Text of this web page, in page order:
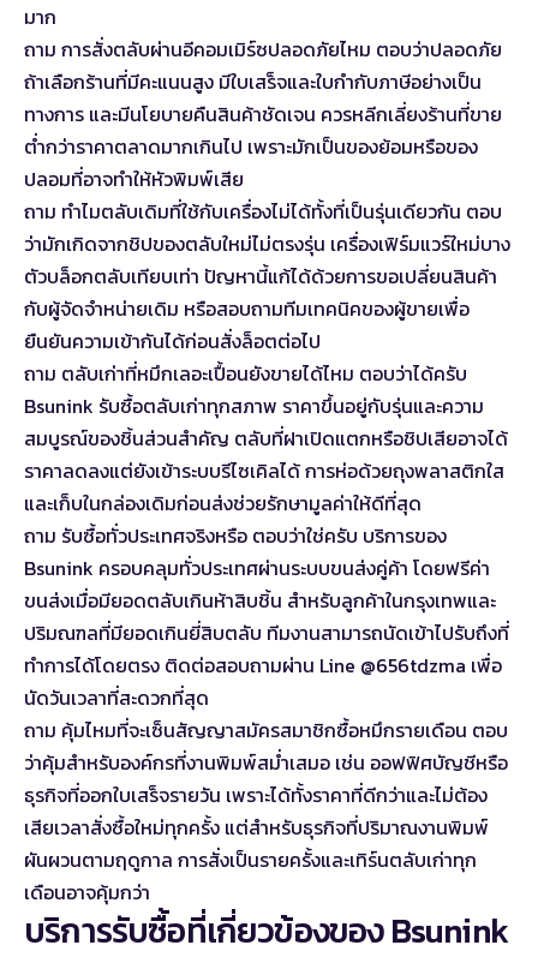
มาก
ถาม การสั่งตลับผ่านอีคอมเมิร์ซปลอดภัยไหม ตอบว่าปลอดภัย
ถ้าเลือกร้านที่มีคะแนนสูง มีใบเสร็จและใบกำกับภาษีอย่างเป็น
ทางการ และมีนโยบายคืนสินค้าชัดเจน ควรหลีกเลี่ยงร้านที่ขาย
ต่ำกว่าราคาตลาดมากเกินไป เพราะมักเป็นของย้อมหรือของ
ปลอมที่อาจทำให้หัวพิมพ์เสีย
ถาม ทำไมตลับเดิมที่ใช้กับเครื่องไม่ได้ทั้งที่เป็นรุ่นเดียวกัน ตอบ
ว่ามักเกิดจากชิปของตลับใหม่ไม่ตรงรุ่น เครื่องเฟิร์มแวร์ใหม่บาง
ตัวบล็อกตลับเทียบเท่า ปัญหานี้แก้ได้ด้วยการขอเปลี่ยนสินค้า
กับผู้จัดจำหน่ายเดิม หรือสอบถามทีมเทคนิคของผู้ขายเพื่อ
ยืนยันความเข้ากันได้ก่อนสั่งล็อตต่อไป
ถาม ตลับเก่าที่หมึกเลอะเปื้อนยังขายได้ไหม ตอบว่าได้ครับ
Bsunink รับซื้อตลับเก่าทุกสภาพ ราคาขึ้นอยู่กับรุ่นและความ
สมบูรณ์ของชิ้นส่วนสำคัญ ตลับที่ฝาเปิดแตกหรือชิปเสียอาจได้
ราคาลดลงแต่ยังเข้าระบบรีไซเคิลได้ การห่อด้วยถุงพลาสติกใส
และเก็บในกล่องเดิมก่อนส่งช่วยรักษามูลค่าให้ดีที่สุด
ถาม รับซื้อทั่วประเทศจริงหรือ ตอบว่าใช่ครับ บริการของ
Bsunink ครอบคลุมทั่วประเทศผ่านระบบขนส่งคู่ค้า โดยฟรีค่า
ขนส่งเมื่อมียอดตลับเกินห้าสิบชิ้น สำหรับลูกค้าในกรุงเทพและ
ปริมณฑลที่มียอดเกินยี่สิบตลับ ทีมงานสามารถนัดเข้าไปรับถึงที่
ทำการได้โดยตรง ติดต่อสอบถามผ่าน Line @656tdzma เพื่อ
นัดวันเวลาที่สะดวกที่สุด
ถาม คุ้มไหมที่จะเซ็นสัญญาสมัครสมาชิกซื้อหมึกรายเดือน ตอบ
ว่าคุ้มสำหรับองค์กรที่งานพิมพ์สม่ำเสมอ เช่น ออฟฟิศบัญชีหรือ
ธุรกิจที่ออกใบเสร็จรายวัน เพราะได้ทั้งราคาที่ดีกว่าและไม่ต้อง
เสียเวลาสั่งซื้อใหม่ทุกครั้ง แต่สำหรับธุรกิจที่ปริมาณงานพิมพ์
ผันผวนตามฤดูกาล การสั่งเป็นรายครั้งและเทิร์นตลับเก่าทุก
เดือนอาจคุ้มกว่า
บริการรับซื้อที่เกี่ยวข้องของ Bsunink